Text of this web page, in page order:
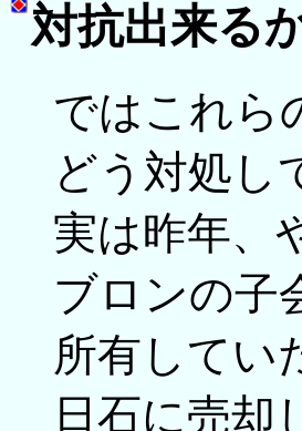
対抗出来る
ではこれら
どう対処し
実は昨年、
ブロンの子
所有してい
日石に売却